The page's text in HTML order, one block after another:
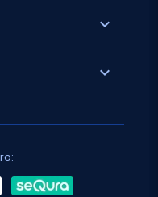
expand_more
expand_more